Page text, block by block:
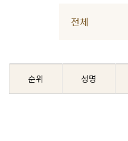
전체
순위 성명